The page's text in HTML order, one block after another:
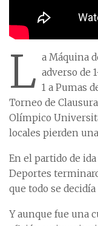
L a Máquina
adverso de
1 a Pumas
Torneo de
Olímpico
locales pierden
En el partido de
Deportes
que todo se
Y aunque fue una